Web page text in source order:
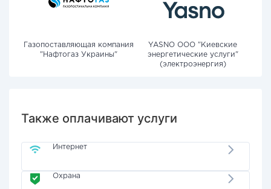
Газопоставляющая компания
"Нафтогаз Украины"
YASNO OOO "Киевские
энергетические услуги"
(электроэнергия)
Также оплачивают услуги
Интернет
Охрана